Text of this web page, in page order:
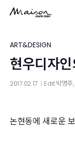
content
ART&DESIGN
현우디자
2017.02.17 Edit박명주,
논현동에 새로운